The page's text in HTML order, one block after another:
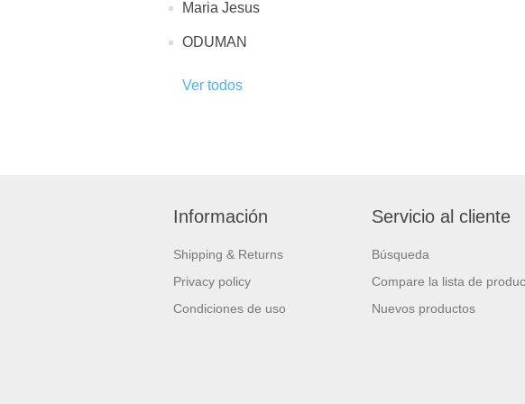
Maria Jesus
ODUMAN
Ver todos
Información
Shipping & Returns
Privacy policy
Condiciones de uso
Servicio al cliente
Búsqueda
Compare la lista de
Nuevos productos